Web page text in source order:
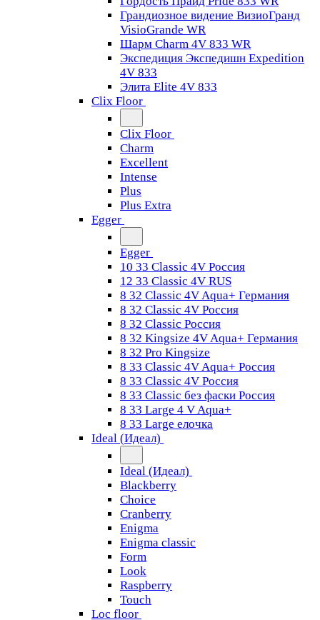
Грандиозное видение ВизиоГранд
VisioGrande WR
Шарм Charm 4V 833 WR
Экспедиция Экспедишн Expedition
4V 833
Элита Elite 4V 833
Clix Floor
Clix Floor
Charm
Excellent
Intense
Plus
Plus Extra
Egger
Egger
10 33 Classic 4V Россия
12 33 Classic 4V RUS
8 32 Classic 4V Aqua+ Германия
8 32 Classic 4V Россия
8 32 Classic Россия
8 32 Kingsize 4V Aqua+ Германия
8 32 Pro Kingsize
8 33 Classic 4V Aqua+ Россия
8 33 Classic 4V Россия
8 33 Classic без фаски Россия
8 33 Large 4 V Aqua+
8 33 Large елочка
Ideal (Идеал)
Ideal (Идеал)
Blackberry
Choice
Cranberry
Enigma
Enigma classic
Form
Look
Raspberry
Touch
Loc floor